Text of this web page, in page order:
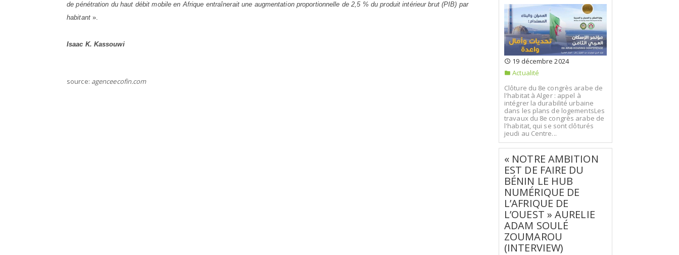
de pénétration du haut débit mobile en Afrique entraînerait une augmentation proportionnelle de 2,5 % du produit intérieur brut (PIB) par
habitant».
Isaac K. Kassouwi
source: agenceecofin.com
19 décembre 2024
Actualité
Clôture du 8e congrès arabe de
l'habitat à Alger : appel à
intégrer la durabilité urbaine
dans les plans de logementsLes
travaux du 8e congrès arabe de
l'habitat, qui se sont clôturés
jeudi au Centre...
« NOTRE AMBITION
EST DE FAIRE DU
BÉNIN LE HUB
NUMÉRIQUE DE
L’AFRIQUE DE
L’OUEST » AURELIE
ADAM SOULÉ
ZOUMAROU
(INTERVIEW)